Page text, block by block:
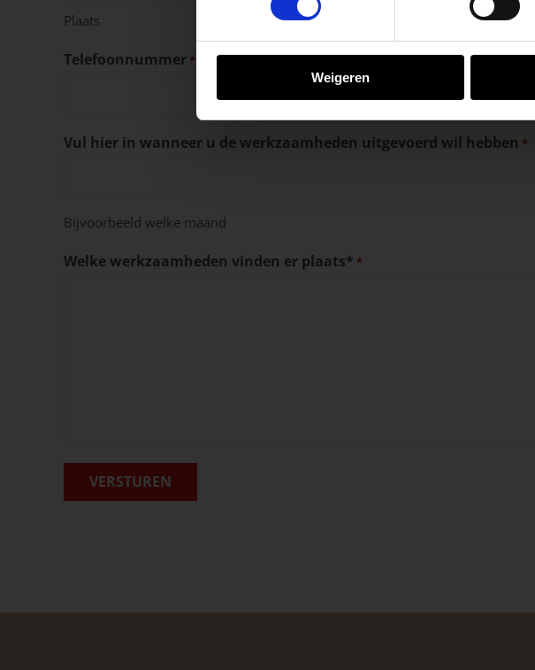
Weigeren
Plaats Postcode
Telefoonnummer * E-mailadres*
Vul hier in wanneer u de werkzaamheden uitgevoerd wil hebben *
Bijvoorbeeld welke maand
Welke werkzaamheden vinden er plaats* *
VERSTUREN
BEKIJK ONZE VESTIGINGEN